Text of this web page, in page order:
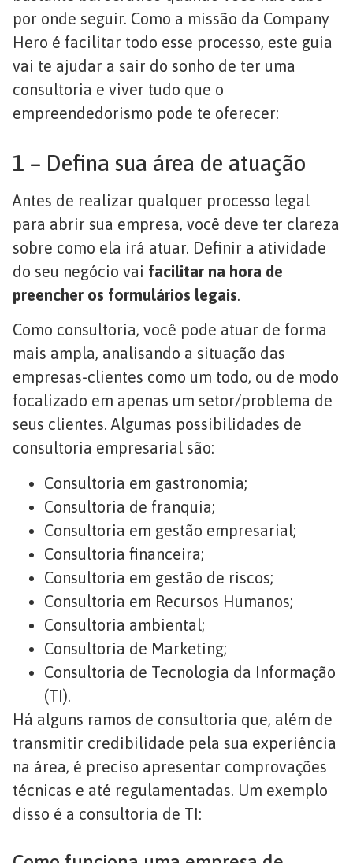
por onde seguir. Como a missão da Company
Hero é facilitar todo esse processo, este guia
vai te ajudar a sair do sonho de ter uma
consultoria e viver tudo que o
empreendedorismo pode te oferecer:
1 – Defina sua área de atuação
Antes de realizar qualquer processo legal
para abrir sua empresa, você deve ter clareza
sobre como ela irá atuar. Definir a atividade
do seu negócio vai facilitar na hora de
preencher os formulários legais.
Como consultoria, você pode atuar de forma
mais ampla, analisando a situação das
empresas-clientes como um todo, ou de modo
focalizado em apenas um setor/problema de
seus clientes. Algumas possibilidades de
consultoria empresarial são:
Consultoria em gastronomia;
Consultoria de franquia;
Consultoria em gestão empresarial;
Consultoria financeira;
Consultoria em gestão de riscos;
Consultoria em Recursos Humanos;
Consultoria ambiental;
Consultoria de Marketing;
Consultoria de Tecnologia da Informação
(TI).
Há alguns ramos de consultoria que, além de
transmitir credibilidade pela sua experiência
na área, é preciso apresentar comprovações
técnicas e até regulamentadas. Um exemplo
disso é a consultoria de TI: